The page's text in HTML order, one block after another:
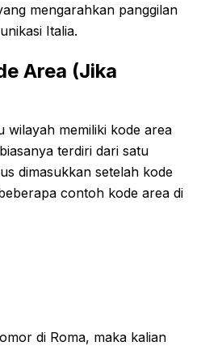
mengarahkan panggilan
Italia.
Area (Jika
wilayah memiliki kode area
terdiri dari satu
dimasukkan setelah kode
contoh kode area di
di Roma, maka kalian